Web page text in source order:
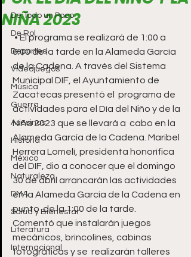
De Todo un Poco
De Rol
Deportes
Videojuegos
Música
Guerra
Asesinos
Historia
México
Naturaleza
DMA
Salud y Bienestar
Literatura
Internacional
NIÑA 2023
• El programa se realizará de 1:00 a
6:00 de la tarde en la Alameda García
de la Cadena. A través del Sistema
Municipal DIF, el Ayuntamiento de
Zacatecas presentó el  programa de
actividades para el Día del Niño y de la
Niña 2023 que se llevará a  cabo en la
Alameda García de la Cadena. Maribel
Herrera Lomelí, presidenta honorífica
del DIF, dio a conocer que el domingo
30 de abril arrancarán las actividades
en la Alameda García de la Cadena en
punto  de la 1:00 de la tarde.
Comentó que instalarán juegos
mecánicos, brincolines, cabinas
fotográficas y se  realizarán talleres